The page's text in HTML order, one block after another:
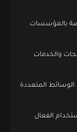
بالمؤسسات
والخدمات
الوسائط المتعددة
الفعال